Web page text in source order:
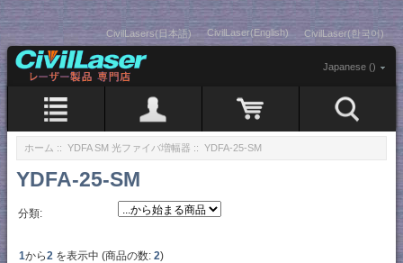
CivilLasers(日本語) CivilLaser(English) CivilLaser(한국어)
Japanese ()
ホーム :: YDFA SM 光ファイバ増幅器 :: YDFA-25-SM
YDFA-25-SM
分類:
1から2 を表示中 (商品の数: 2)